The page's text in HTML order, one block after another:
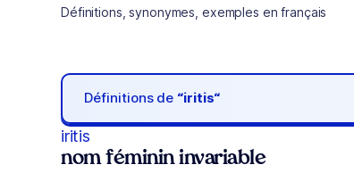
Définitions, synonymes, exemples en français
Définitions de “iritis“
iritis
nom féminin invariable